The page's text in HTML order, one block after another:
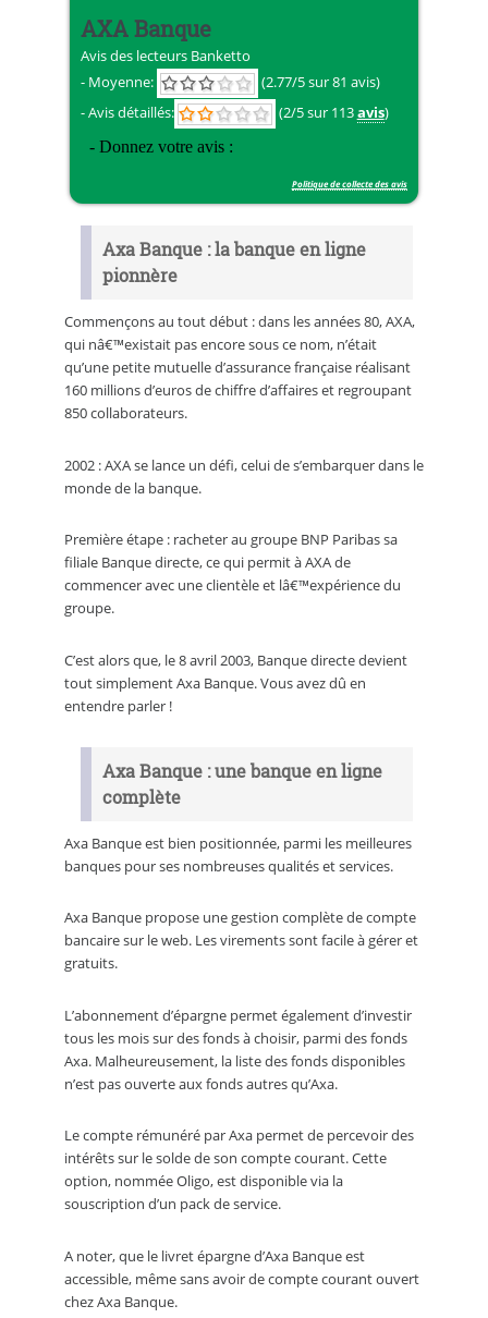
AXA Banque
Avis des lecteurs Banketto
- Moyenne:
(2.77/5sur 81 avis)
- Avis détaillés:
(2/5 sur 113avis)
Politique de collecte des avis
Axa Banque : la banque en ligne
pionnère
Commençons au tout début : dans les années 80, AXA,
qui nâ€™existait pas encore sous ce nom, n’était
qu’une petite mutuelle d’assurance française réalisant
160 millions d’euros de chiffre d’affaires et regroupant
850 collaborateurs.
2002 : AXA se lance un défi, celui de s’embarquer dans le
monde de la banque.
Première étape : racheter au groupe BNP Paribas sa
filiale Banque directe, ce qui permit à AXA de
commencer avec une clientèle et lâ€™expérience du
groupe.
C’est alors que, le 8 avril 2003, Banque directe devient
tout simplement Axa Banque. Vous avez dû en
entendre parler !
Axa Banque : une banque en ligne
complète
Axa Banque est bien positionnée, parmi les meilleures
banques pour ses nombreuses qualités et services.
Axa Banque propose une gestion complète de compte
bancaire sur le web. Les virements sont facile à gérer et
gratuits.
L’abonnement d’épargne permet également d’investir
tous les mois sur des fonds à choisir, parmi des fonds
Axa. Malheureusement, la liste des fonds disponibles
n’est pas ouverte aux fonds autres qu’Axa.
Le compte rémunéré par Axa permet de percevoir des
intérêts sur le solde de son compte courant. Cette
option, nommée Oligo, est disponible via la
souscription d’un pack de service.
A noter, que le livret épargne d’Axa Banque est
accessible, même sans avoir de compte courant ouvert
chez Axa Banque.